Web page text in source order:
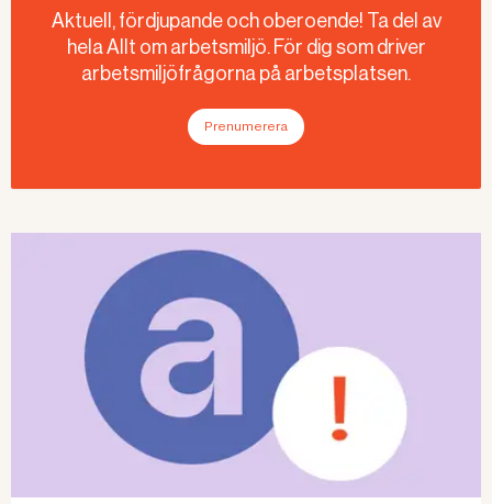
Aktuell, fördjupande och oberoende! Ta del av
hela Allt om arbetsmiljö. För dig som driver
arbetsmiljöfrågorna på arbetsplatsen.
Prenumerera